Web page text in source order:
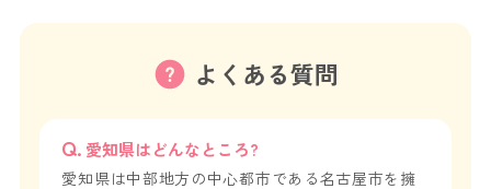
よくある質問
愛知県はどんなところ?
愛知県は中部地方の中心都市である名古屋市を擁